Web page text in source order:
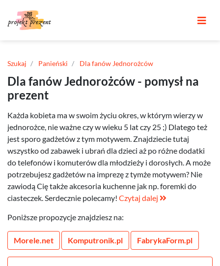
Szukaj Panieński Dla fanów Jednorożców
Dla fanów Jednorożców - pomysł na
prezent
Każda kobieta ma w swoim życiu okres, w którym wierzy w
jednorożce, nie ważne czy w wieku 5 lat czy 25 ;) Dlatego też
jest sporo gadżetów z tym motywem. Znajdziecie tutaj
wszystko od zabawek i ubrań dla dzieci aż po różne dodatki
do telefonów i komuterów dla młodzieży i dorosłych. A może
potrzebujesz gadżetów na imprezę z tymże motywem? Nie
zawiodą Cię także akcesoria kuchenne jak np. foremki do
ciasteczek. Serdecznie polecamy! Czytaj dalej
Poniższe propozycje znajdziesz na:
Morele.net Komputronik.pl FabrykaForm.pl